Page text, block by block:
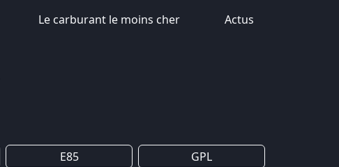
Le carburant le moins cher Actus
E85 GPL